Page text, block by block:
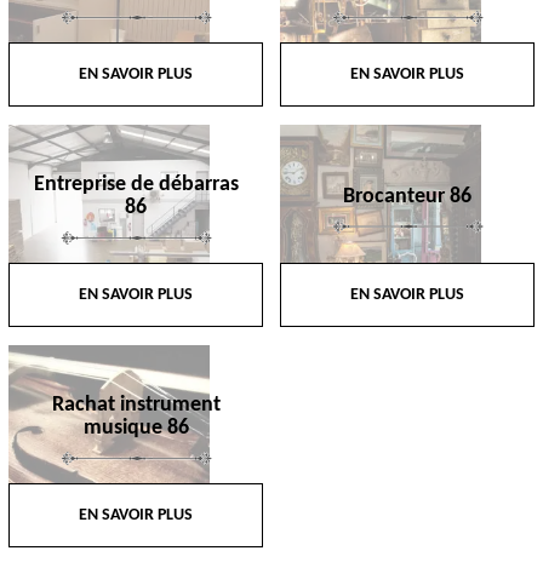
EN SAVOIR PLUS EN SAVOIR PLUS
Entreprise de débarras
86
EN SAVOIR PLUS
Brocanteur 86
EN SAVOIR PLUS
Rachat instrument
musique 86
EN SAVOIR PLUS